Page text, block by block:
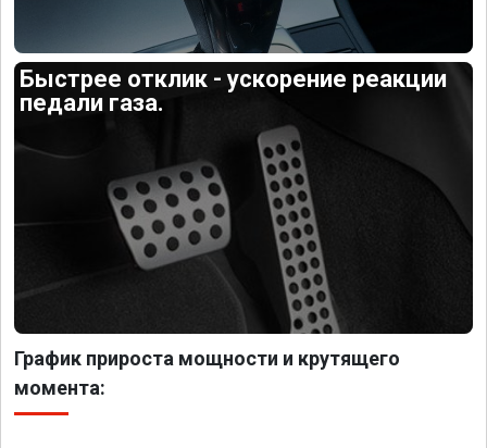
Быстрее отклик - ускорение реакции
педали газа.
График прироста мощности и крутящего
момента: